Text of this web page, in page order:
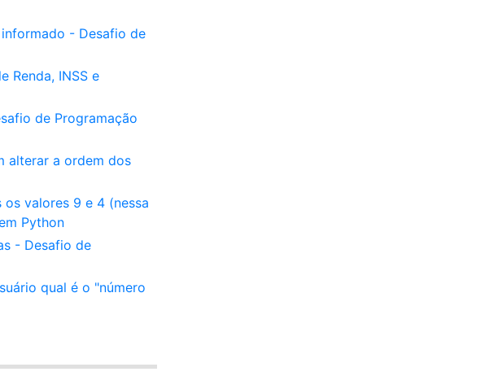
- Desafio de
Renda, INSS e
de Programação
alterar a ordem dos
valores 9 e 4 (nessa
Python
- Desafio de
qual é o "número